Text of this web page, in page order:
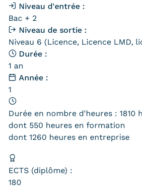
Niveau d'entrée :
Bac + 2
Niveau de sortie :
Niveau 6 (Licence, Licence LMD,
Durée :
1 an
Année :
1
Durée en nombre d'heures : 1810
dont 550 heures en formation
dont 1260 heures en entreprise
ECTS (diplôme) :
180